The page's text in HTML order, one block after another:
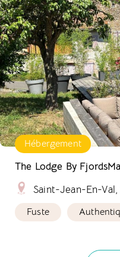
Hébergement
The Lodge By
Saint-Jean-En-
Fuste